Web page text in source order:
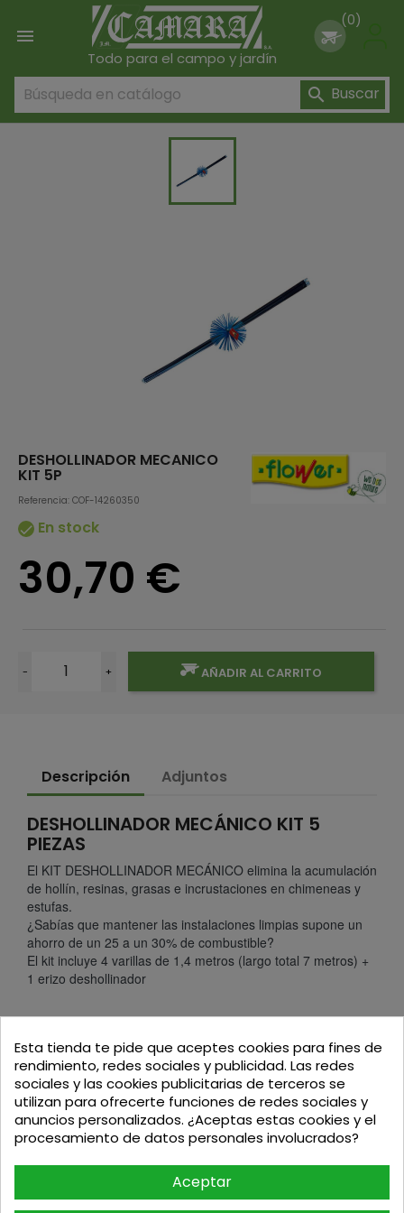

Todo para el campo y jardín
(0)
 Buscar
DESHOLLINADOR MECANICO
KIT 5P
Referencia: COF-14260350
 En stock
30,70 €
- + AÑADIR AL CARRITO
Descripción Adjuntos
DESHOLLINADOR MECÁNICO KIT 5
PIEZAS
El KIT DESHOLLINADOR MECÁNICO elimina la acumulación
de hollín, resinas, grasas e incrustaciones en chimeneas y
estufas.
¿Sabías que mantener las instalaciones limpias supone un
ahorro de un 25 a un 30% de combustible?
El kit incluye 4 varillas de 1,4 metros (largo total 7 metros) +
1 erizo deshollinador
Podria interesarte
Esta tienda te pide que aceptes cookies para fines de
rendimiento, redes sociales y publicidad. Las redes
sociales y las cookies publicitarias de terceros se
utilizan para ofrecerte funciones de redes sociales y
anuncios personalizados. ¿Aceptas estas cookies y el
procesamiento de datos personales involucrados?
Aceptar